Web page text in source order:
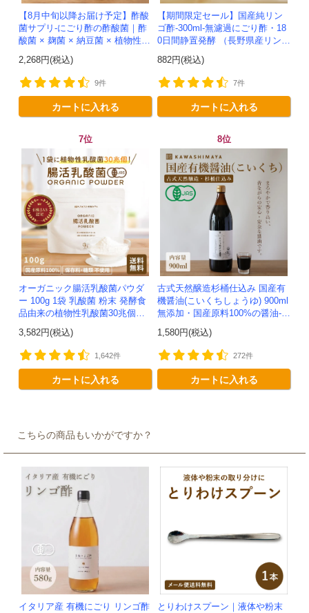
【8月中旬以降お届け予定】酢酸
菌サプリ-にごり酢の酢酸菌｜酢
酸菌 × 麹菌 × 納豆菌 × 植物性乳
酸菌20兆個を一粒に凝縮-かわし
ま屋-モニター追加20...
2,268円(税込)
9件
カートに入れる
【期間限定セール】国産純リン
ゴ酢-300ml-無濾過にごり酢・18
0日間静置発酵 （長野県産リンゴ
100%）-かわしま屋-
882円(税込)
7件
カートに入れる
7位
オーガニック腸活乳酸菌パウダ
ー 100g 1袋 乳酸菌 粉末 発酵食
品由来の植物性乳酸菌30兆個入
り！有機JAS認定 -かわしま屋-
【送料無料】 *メ...
3,582円(税込)
1,642件
カートに入れる
8位
古式天然醸造杉桶仕込み 国産有
機醤油(こいくちしょうゆ) 900ml
無添加・国産原料100%の醤油-か
わしま屋-
1,580円(税込)
272件
カートに入れる
こちらの商品もいかがですか？
イタリア産 有機にごり リンゴ酢
とりわけスプーン｜液体や粉末